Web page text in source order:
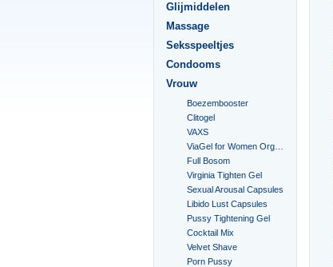
Glijmiddelen
Massage
Seksspeeltjes
Condooms
Vrouw
Boezembooster
Clitogel
VAXS
Full Bosom
Virginia Tighten Gel
Sexual Arousal Capsules
Libido Lust Capsules
Pussy Tightening Gel
Cocktail Mix
Velvet Shave
Porn Pussy